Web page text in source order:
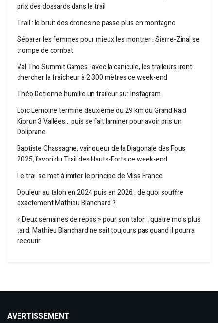
prix des dossards dans le trail
Trail : le bruit des drones ne passe plus en montagne
Séparer les femmes pour mieux les montrer : Sierre-Zinal se
trompe de combat
Val Tho Summit Games : avec la canicule, les traileurs iront
chercher la fraîcheur à 2 300 mètres ce week-end
Théo Detienne humilie un traileur sur Instagram
Loïc Lemoine termine deuxième du 29 km du Grand Raid
Kiprun 3 Vallées… puis se fait laminer pour avoir pris un
Doliprane
Baptiste Chassagne, vainqueur de la Diagonale des Fous
2025, favori du Trail des Hauts-Forts ce week-end
Le trail se met à imiter le principe de Miss France
Douleur au talon en 2024 puis en 2026 : de quoi souffre
exactement Mathieu Blanchard ?
« Deux semaines de repos » pour son talon : quatre mois plus
tard, Mathieu Blanchard ne sait toujours pas quand il pourra
recourir
AVERTISSEMENT